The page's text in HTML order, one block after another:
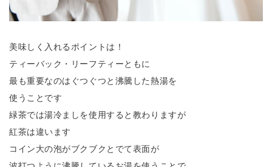
美味しく入れるポイントは！
ティーバック・リーフティーともに
最も重要なのはぐつぐつと沸騰した熱湯を
使うことです
緑茶では湯冷ましを使用すると教わりますが
紅茶は違います
コイン大の泡がブクブクとでて表面が